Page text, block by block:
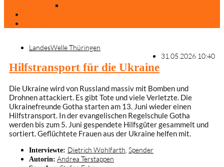
LandesWelle Thüringen
31.05.2026 10:40
Hilfstransport für die Ukraine
Die Ukraine wird von Russland massiv mit Bomben und
Drohnen attackiert. Es gibt Tote und viele Verletzte. Die
Ukrainefreunde Gotha starten am 13. Juni wieder einen
Hilfstransport. In der evangelischen Regelschule Gotha
werden bis zum 5. Juni gespendete Hilfsgüter gesammelt und
sortiert. Geflüchtete Frauen aus der Ukraine helfen mit.
Interviewte: Dietrich Wohlfarth Spender
Autorin: Andrea Terstappen